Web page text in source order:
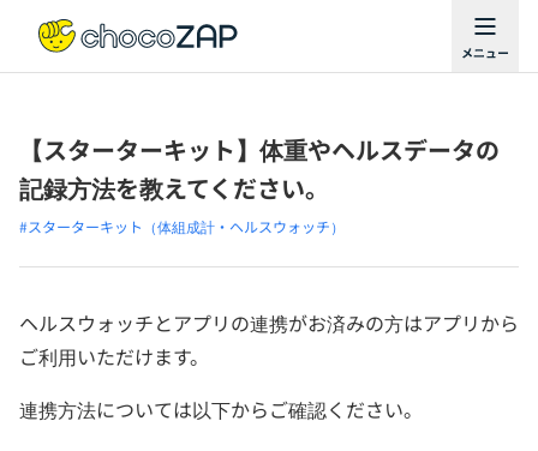
【スターターキット】体重やヘルスデータの
記録方法を教えてください。
#スターターキット（体組成計・ヘルスウォッチ）
ヘルスウォッチとアプリの連携がお済みの方はアプリから
ご利用いただけます。
連携方法については以下からご確認ください。